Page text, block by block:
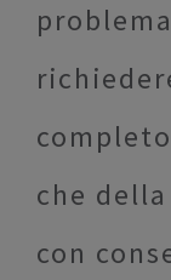
che
con